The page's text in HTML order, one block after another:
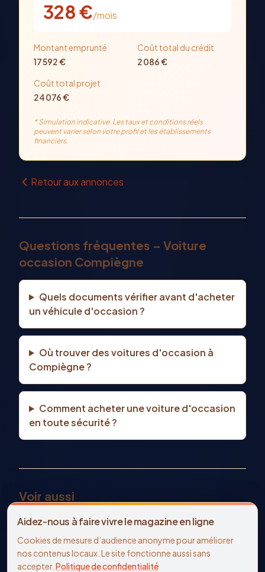
328€/mois
Montant emprunté
17 592€
Coût total du crédit
2 086€
Coût total projet
24 076€
* Simulation indicative. Les taux et conditions réels
peuvent varier selon votre profil et les établissements
financiers.
Retour aux annonces
Questions fréquentes – Voiture
occasion Compiègne
Quels documents vérifier avant d'acheter
un véhicule d'occasion ?
Où trouver des voitures d'occasion à
Compiègne ?
Comment acheter une voiture d'occasion
en toute sécurité ?
Voir aussi
Tous les véhicules d'occasion
Voiture occasion Compiègne
occasion
Annonces immobilier Compiègne
Offres d'emploi Compiègne
Aidez-nous à faire vivre le magazine en ligne
Cookies de mesure d’audience anonyme pour améliorer
nos contenus locaux. Le site fonctionne aussi sans
accepter. Politique de confidentialité